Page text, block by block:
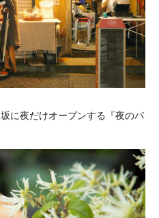
に夜だけオープンする『夜のパ